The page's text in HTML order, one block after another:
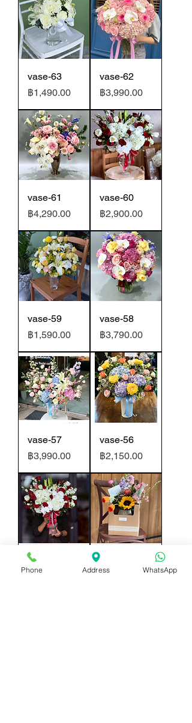
vase-63
ราคา
฿1,490.00
vase-62
ราคา
฿3,990.00
vase-61
ราคา
฿4,290.00
vase-60
ราคา
฿2,900.00
vase-59
ราคา
฿1,590.00
vase-58
ราคา
฿3,790.00
vase-57
ราคา
฿3,990.00
vase-56
ราคา
฿2,150.00
vase-55
ราคา
฿2,990.00
vase-54
ราคา
฿1,590.00
Phone Address WhatsApp